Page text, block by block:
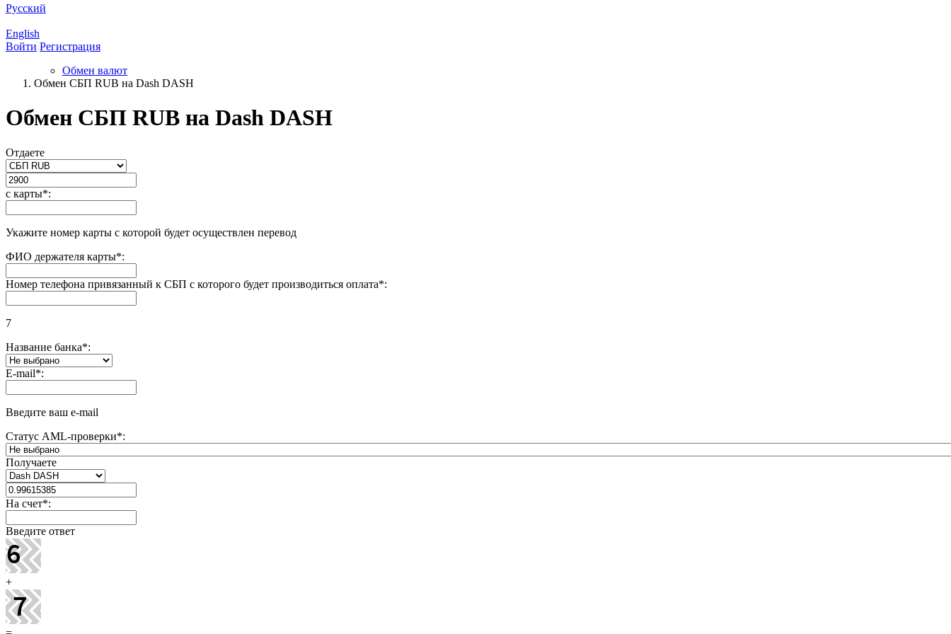
Русский
English
Войти Регистрация
Обмен валют
Обмен СБП RUB на Dash DASH
Обмен СБП RUB на Dash DASH
Отдаете
с карты*:
Укажите номер карты с которой будет осуществлен перевод
ФИО держателя карты*:
Номер телефона привязанный к СБП с которого будет производиться оплата*:
7
Название банка*:
E-mail*:
Введите ваш e-mail
Статус AML-проверки*:
Получаете
На счет*:
Введите ответ
+